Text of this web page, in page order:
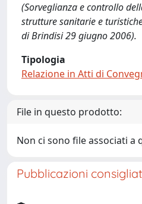
(Sorveglianza e controllo
strutture sanitarie e
di Brindisi 29 giugno 2006).
Tipologia
Relazione in Atti di
File in questo prodotto:
Non ci sono file associati a
Pubblicazioni